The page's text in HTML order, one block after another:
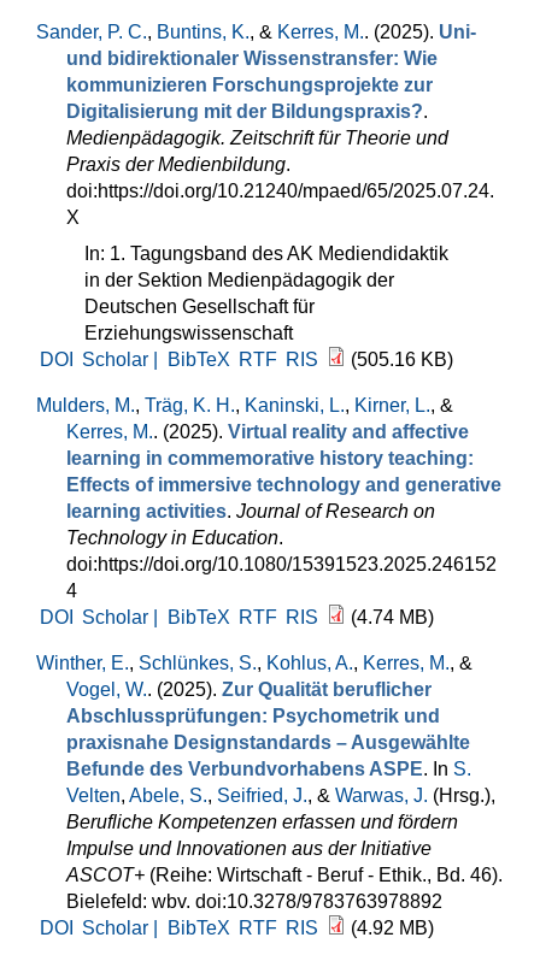
Sander, P. C., Buntins, K., & Kerres, M.. (2025). Uni-
und bidirektionaler Wissenstransfer: Wie
kommunizieren Forschungsprojekte zur
Digitalisierung mit der Bildungspraxis?.
Medienpädagogik. Zeitschrift für Theorie und
Praxis der Medienbildung.
doi:https://doi.org/10.21240/mpaed/65/2025.07.24.
X
In: 1. Tagungsband des AK Mediendidaktik
in der Sektion Medienpädagogik der
Deutschen Gesellschaft für
Erziehungswissenschaft
DOI
Scholar | BibTeX RTF RIS (505.16 KB)
Mulders, M., Träg, K. H., Kaninski, L., Kirner, L., &
Kerres, M.. (2025). Virtual reality and affective
learning in commemorative history teaching:
Effects of immersive technology and generative
learning activities. Journal of Research on
Technology in Education.
doi:https://doi.org/10.1080/15391523.2025.246152
4
DOI
Scholar | BibTeX RTF RIS (4.74 MB)
Winther, E., Schlünkes, S., Kohlus, A., Kerres, M., &
Vogel, W.. (2025). Zur Qualität beruflicher
Abschlussprüfungen: Psychometrik und
praxisnahe Designstandards – Ausgewählte
Befunde des Verbundvorhabens ASPE. In S.
Velten, Abele, S., Seifried, J., & Warwas, J. (Hrsg.),
Berufliche Kompetenzen erfassen und fördern
Impulse und Innovationen aus der Initiative
ASCOT+ (Reihe: Wirtschaft - Beruf - Ethik., Bd. 46).
Bielefeld: wbv. doi:10.3278/9783763978892
DOI
Scholar | BibTeX RTF RIS (4.92 MB)